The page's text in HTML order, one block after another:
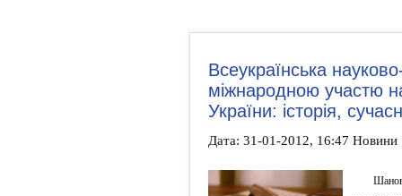
Всеукраїнська
міжнародною участю
України: історія,
Дата: 31-01-2012, 16:47 Новини